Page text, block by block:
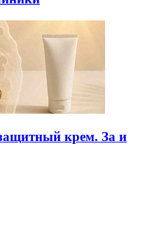
крем. За и